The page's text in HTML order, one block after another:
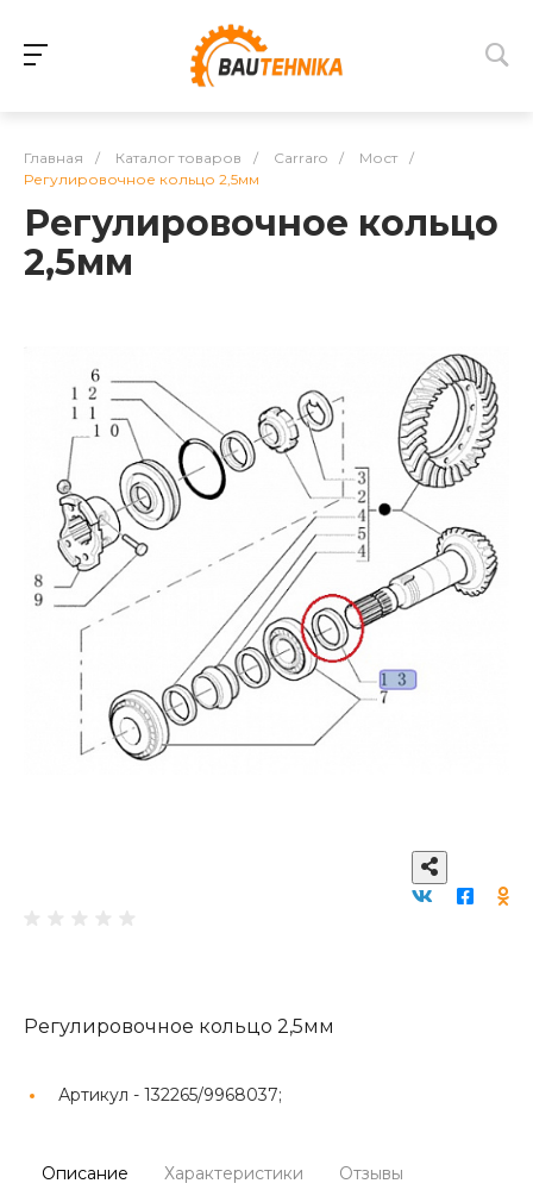
Главная / Каталог товаров / Carraro / Мост
/
Регулировочное кольцо 2,5мм
Регулировочное кольцо
2,5мм
Регулировочное кольцо 2,5мм
Артикул - 132265/9968037;
Описание Характеристики Отзывы